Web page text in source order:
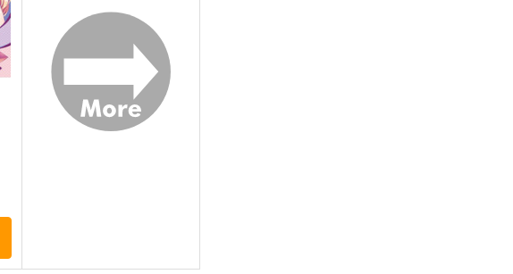
円（税込）
東方Project
サンプル カート